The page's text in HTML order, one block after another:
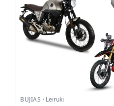
BUJIAS · Leiruki